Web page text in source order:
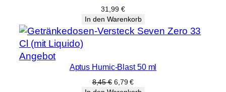
31,99 €
In den Warenkorb
AngebotProdukt
Aptus Humic-Blast 50 ml
8,45€ Ursprünglicher
6,79€Aktueller